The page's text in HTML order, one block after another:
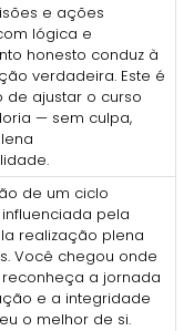
e ações
lógica e
honesto conduz à
verdadeira. Este é
de ajustar o curso
— sem culpa,
de um ciclo
pela
realização plena
Você chegou onde
a jornada
e a integridade
o melhor de si.